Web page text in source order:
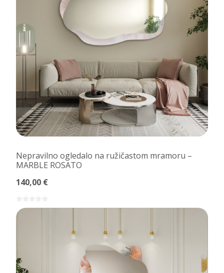
Nepravilno ogledalo na ružičastom mramoru –
MARBLE ROSATO
140,00 €